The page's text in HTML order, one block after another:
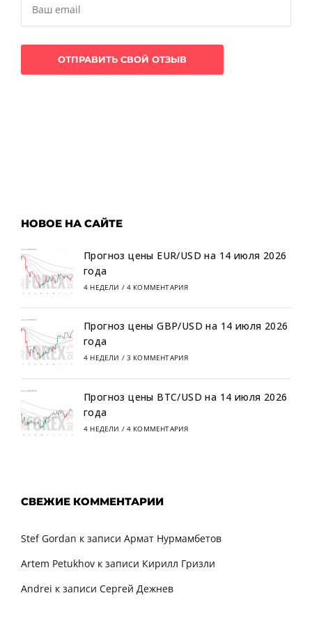
НОВОЕ НА САЙТЕ
Прогноз цены EUR/USD на 14 июля 2026
года
4 НЕДЕЛИ / 4 КОММЕНТАРИЯ
Прогноз цены GBP/USD на 14 июля 2026
года
4 НЕДЕЛИ / 3 КОММЕНТАРИЯ
Прогноз цены BTC/USD на 14 июля 2026
года
4 НЕДЕЛИ / 4 КОММЕНТАРИЯ
СВЕЖИЕ КОММЕНТАРИИ
Stef Gordan к записи Армат Нурмамбетов
Artem Petukhov к записи Кирилл Гризли
Andrei к записи Сергей Дежнев